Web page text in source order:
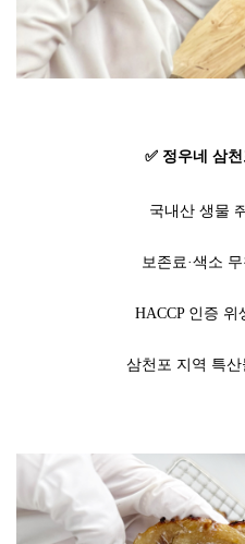
✅ 정우네 삼
국내산 생물
보존료·색소
HACCP 인증 위
삼천포 지역 특